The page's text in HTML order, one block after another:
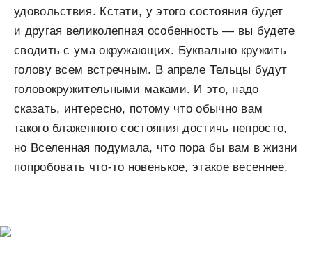
удовольствия. Кстати, у этого состояния будет
и другая великолепная особенность — вы будете
сводить с ума окружающих. Буквально кружить
голову всем встречным. В апреле Тельцы будут
головокружительными маками. И это, надо
сказать, интересно, потому что обычно вам
такого блаженного состояния достичь непросто,
но Вселенная подумала, что пора бы вам в жизни
попробовать что-то новенькое, этакое весеннее.